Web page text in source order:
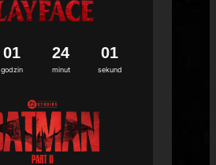
godzin
01
minut
24
sekund
00